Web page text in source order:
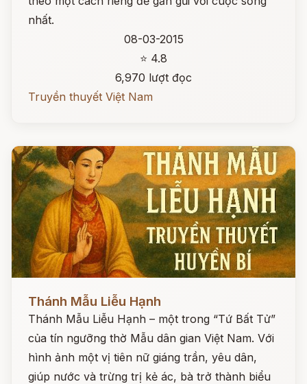
nhất.
08-03-2015
⭐ 4.8
6,970 lượt đọc
Truyền thuyết Việt Nam
Thánh Mẫu Liễu Hạnh
Thánh Mẫu Liễu Hạnh – một trong “Tứ Bất Tử”
của tín ngưỡng thờ Mẫu dân gian Việt Nam. Với
hình ảnh một vị tiên nữ giáng trần, yêu dân,
giúp nước và trừng trị kẻ ác, bà trở thành biểu